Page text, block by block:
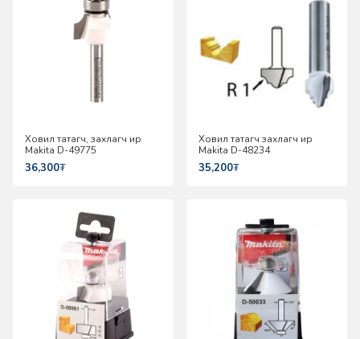
Ховил татагч, захлагч ир
Makita D-49775
36,300₮
Ховил татагч захлагч ир
Makita D-48234
35,200₮